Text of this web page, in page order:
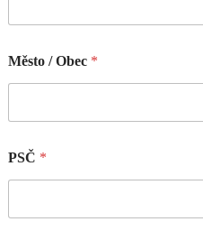
Město / Obec *
PSČ *